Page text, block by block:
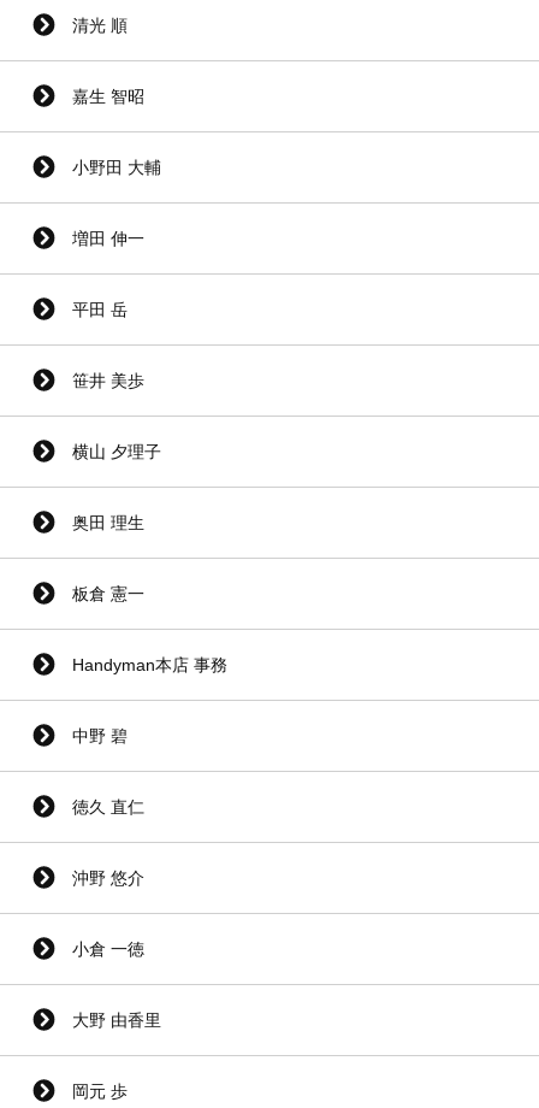
清光 順
嘉生 智昭
小野田 大輔
増田 伸一
平田 岳
笹井 美歩
横山 夕理子
奥田 理生
板倉 憲一
Handyman本店 事務
中野 碧
徳久 直仁
沖野 悠介
小倉 一徳
大野 由香里
岡元 歩